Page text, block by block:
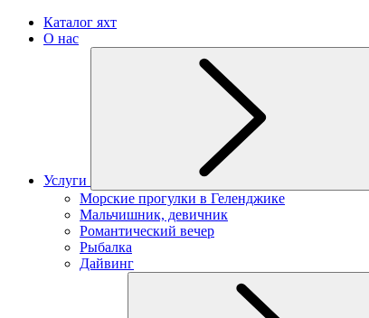
Каталог яхт
О нас
Услуги
Морские прогулки в Геленджике
Мальчишник, девичник
Романтический вечер
Рыбалка
Дайвинг